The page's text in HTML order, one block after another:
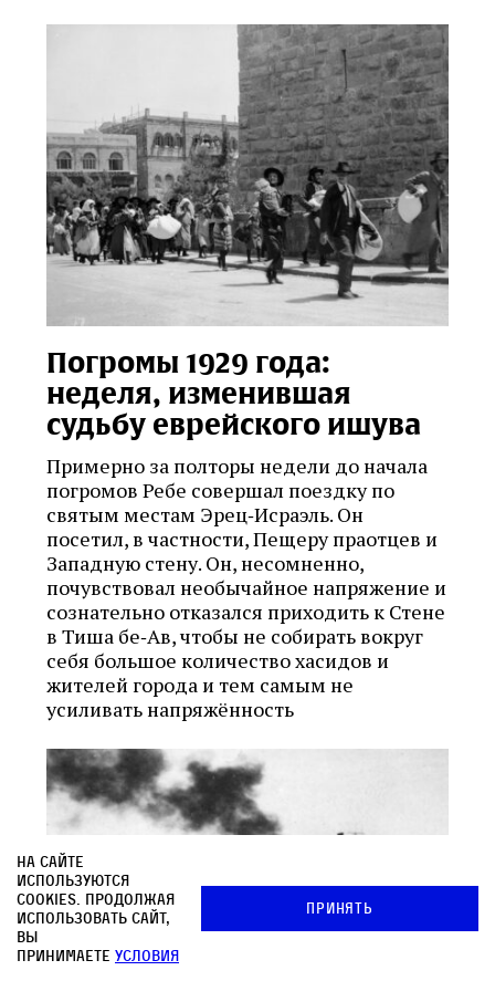
Погромы 1929 года:
неделя, изменившая
судьбу еврейского ишува
Примерно за полторы недели до начала
погромов Ребе совершал поездку по
святым местам Эрец‑Исраэль. Он
посетил, в частности, Пещеру праотцев и
Западную стену. Он, несомненно,
почувствовал необычайное напряжение и
сознательно отказался приходить к Стене
в Тиша бе‑Ав, чтобы не собирать вокруг
себя большое количество хасидов и
жителей города и тем самым не
усиливать напряжённость
На сайте
используются
cookies. Продолжая
использовать сайт,
вы
принимаете условия
Принять